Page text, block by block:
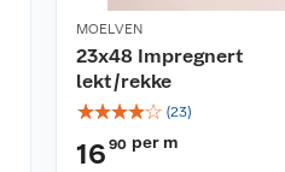
MOELVEN
23x48 Impregnert
lekt/rekke
☆☆☆☆☆ (23)
16 90 per m